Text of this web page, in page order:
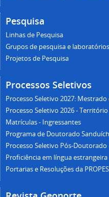
Pesquisa
Linhas de Pesquisa
Grupos de pesquisa e
Projetos de Pesquisa
Processos Seletivos
Processo Seletivo 2027:
Processo Seletivo 2026 -
Matrículas - Ingressantes
Programa de Doutorado
Processo Seletivo Pós-Doutorado
Proficiência em língua estrangeira
Portarias e Resoluções da